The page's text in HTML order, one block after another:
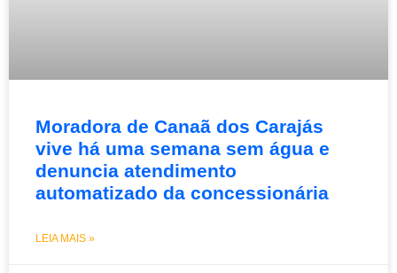
Moradora de Canaã dos Carajás
vive há uma semana sem água e
denuncia atendimento
automatizado da concessionária
LEIA MAIS »